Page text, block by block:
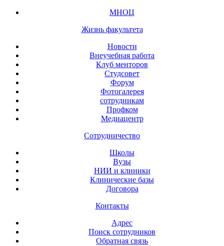
МНОЦ
Жизнь факультета
Новости
Внеучебная работа
Клуб менторов
Студсовет
Форум
Фотогалерея
сотрудникам
Профком
Медиацентр
Сотрудничество
Школы
Вузы
НИИ и клиники
Клинические базы
Договора
Контакты
Адрес
Поиск сотрудников
Обратная связь